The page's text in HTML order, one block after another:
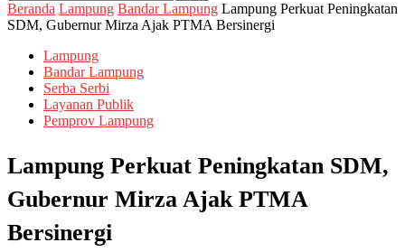
Beranda Lampung Bandar Lampung Lampung Perkuat Peningkatan
SDM, Gubernur Mirza Ajak PTMA Bersinergi
Lampung
Bandar Lampung
Serba Serbi
Layanan Publik
Pemprov Lampung
Lampung Perkuat Peningkatan SDM,
Gubernur Mirza Ajak PTMA
Bersinergi